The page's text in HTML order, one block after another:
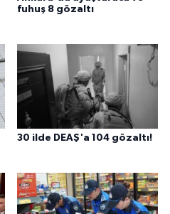
fuhuş 8 gözaltı
30 ilde DEAŞ'a 104 gözaltı!